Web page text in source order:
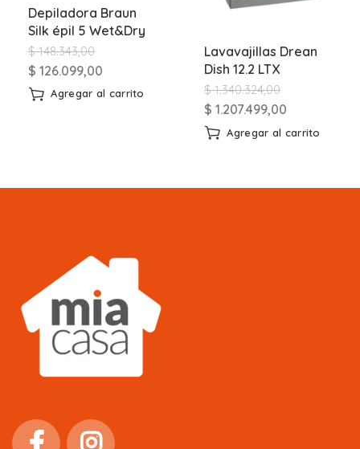
Depiladora Braun
Silk épil 5 Wet&Dry
$148.343,00
$ 126.099,00
Agregar al carrito
Lavavajillas Drean
Dish 12.2 LTX
$1.340.324,00
$ 1.207.499,00
Agregar al carrito